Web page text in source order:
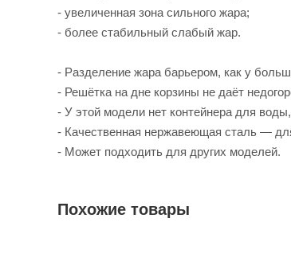
- увеличенная зона сильного жара;
- более стабильный слабый жар.
- Разделение жара барьером, как у
- Решётка на дне корзины не даёт
- У этой модели нет контейнера для
- Качественная нержавеющая сталь —
- Может подходить для других моделей.
Похожие товары